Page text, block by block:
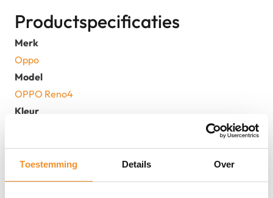
Toestemming Details Over
Productspecificaties
Merk
Oppo
Model
OPPO Reno4
Kleur
Staat
2dehands
MPN